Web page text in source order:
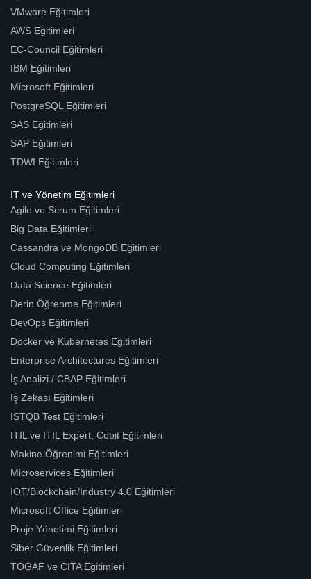
VMware Eğitimleri
AWS Eğitimleri
EC-Council Eğitimleri
IBM Eğitimleri
Microsoft Eğitimleri
PostgreSQL Eğitimleri
SAS Eğitimleri
SAP Eğitimleri
TDWI Eğitimleri
IT ve Yönetim Eğitimleri
Agile ve Scrum Eğitimleri
Big Data Eğitimleri
Cassandra ve MongoDB Eğitimleri
Cloud Computing Eğitimleri
Data Science Eğitimleri
Derin Öğrenme Eğitimleri
DevOps Eğitimleri
Docker ve Kubernetes Eğitimleri
Enterprise Architectures Eğitimleri
İş Analizi / CBAP Eğitimleri
İş Zekası Eğitimleri
ISTQB Test Eğitimleri
ITIL ve ITIL Expert, Cobit Eğitimleri
Makine Öğrenimi Eğitimleri
Microservices Eğitimleri
IOT/Blockchain/Industry 4.0 Eğitimleri
Microsoft Office Eğitimleri
Proje Yönetimi Eğitimleri
Siber Güvenlik Eğitimleri
TOGAF ve CITA Eğitimleri